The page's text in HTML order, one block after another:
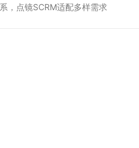
，点镜SCRM适配多样需求